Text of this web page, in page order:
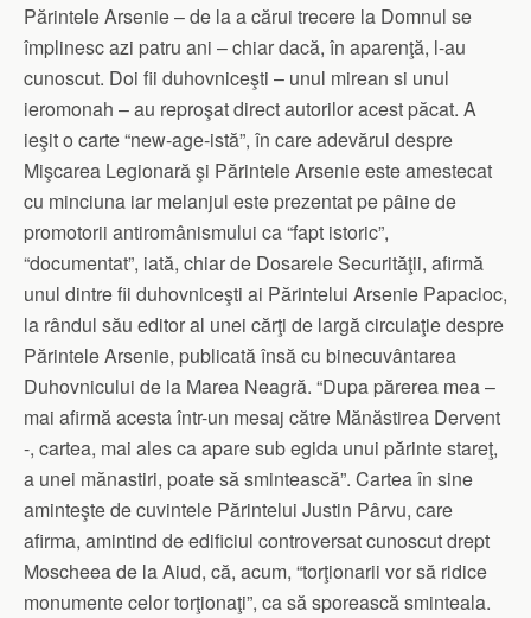
Părintele Arsenie – de la a cărui trecere la Domnul se
împlinesc azi patru ani – chiar dacă, în aparenţă, l-au
cunoscut. Doi fii duhovniceşti – unul mirean si unul
ieromonah – au reproşat direct autorilor acest păcat. A
ieşit o carte “new-age-istă”, în care adevărul despre
Mişcarea Legionară şi Părintele Arsenie este amestecat
cu minciuna iar melanjul este prezentat pe pâine de
promotorii antiromânismului ca “fapt istoric”,
“documentat”, iată, chiar de Dosarele Securităţii, afirmă
unul dintre fii duhovniceşti ai Părintelui Arsenie Papacioc,
la rândul său editor al unei cărţi de largă circulaţie despre
Părintele Arsenie, publicată însă cu binecuvântarea
Duhovnicului de la Marea Neagră. “Dupa părerea mea –
mai afirmă acesta într-un mesaj către Mănăstirea Dervent
-, cartea, mai ales ca apare sub egida unui părinte stareţ,
a unei mănastiri, poate să smintească”. Cartea în sine
aminteşte de cuvintele Părintelui Justin Pârvu, care
afirma, amintind de edificiul controversat cunoscut drept
Moscheea de la Aiud, că, acum, “torţionarii vor să ridice
monumente celor torţionaţi”, ca să sporească sminteala.